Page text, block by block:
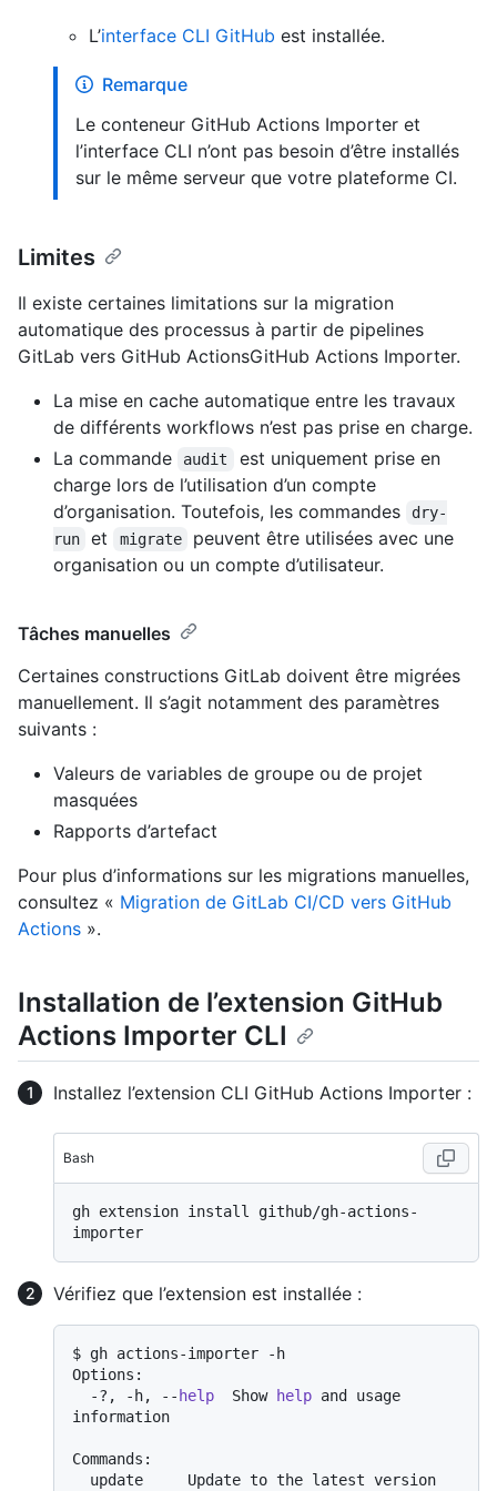
L’interface CLI GitHub est installée.
Remarque
Le conteneur GitHub Actions Importer et
l’interface CLI n’ont pas besoin d’être installés
sur le même serveur que votre plateforme CI.
Limites
Il existe certaines limitations sur la migration
automatique des processus à partir de pipelines
GitLab vers GitHub ActionsGitHub Actions Importer.
La mise en cache automatique entre les travaux
de différents workflows n’est pas prise en charge.
La commande
audit
est uniquement prise en
charge lors de l’utilisation d’un compte
d’organisation. Toutefois, les commandes
dry-
run
et migrate
peuvent être utilisées avec une
organisation ou un compte d’utilisateur.
Tâches manuelles
Certaines constructions GitLab doivent être migrées
manuellement. Il s’agit notamment des paramètres
suivants :
Valeurs de variables de groupe ou de projet
masquées
Rapports d’artefact
Pour plus d’informations sur les migrations manuelles,
consultez « Migration de GitLab CI/CD vers GitHub
Actions ».
Installation de l’extension GitHub
Actions Importer CLI
Installez l’extension CLI GitHub Actions Importer :
Bash
gh extension install github/gh-actions-
Vérifiez que l’extension est installée :
$ gh actions-importer -h
Options:
  -?, -h, --
help
  Show
help and usage
information
Commands: